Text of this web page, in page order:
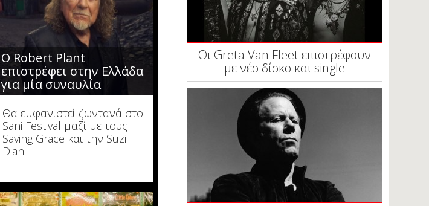
Ο Robert Plant
επιστρέφει στην Ελλάδα
για μία συναυλία
Θα εμφανιστεί ζωντανά στο
Sani Festival μαζί με τους
Saving Grace και την Suzi
Dian
Οι Greta Van Fleet επιστρέφουν
με νέο δίσκο και single